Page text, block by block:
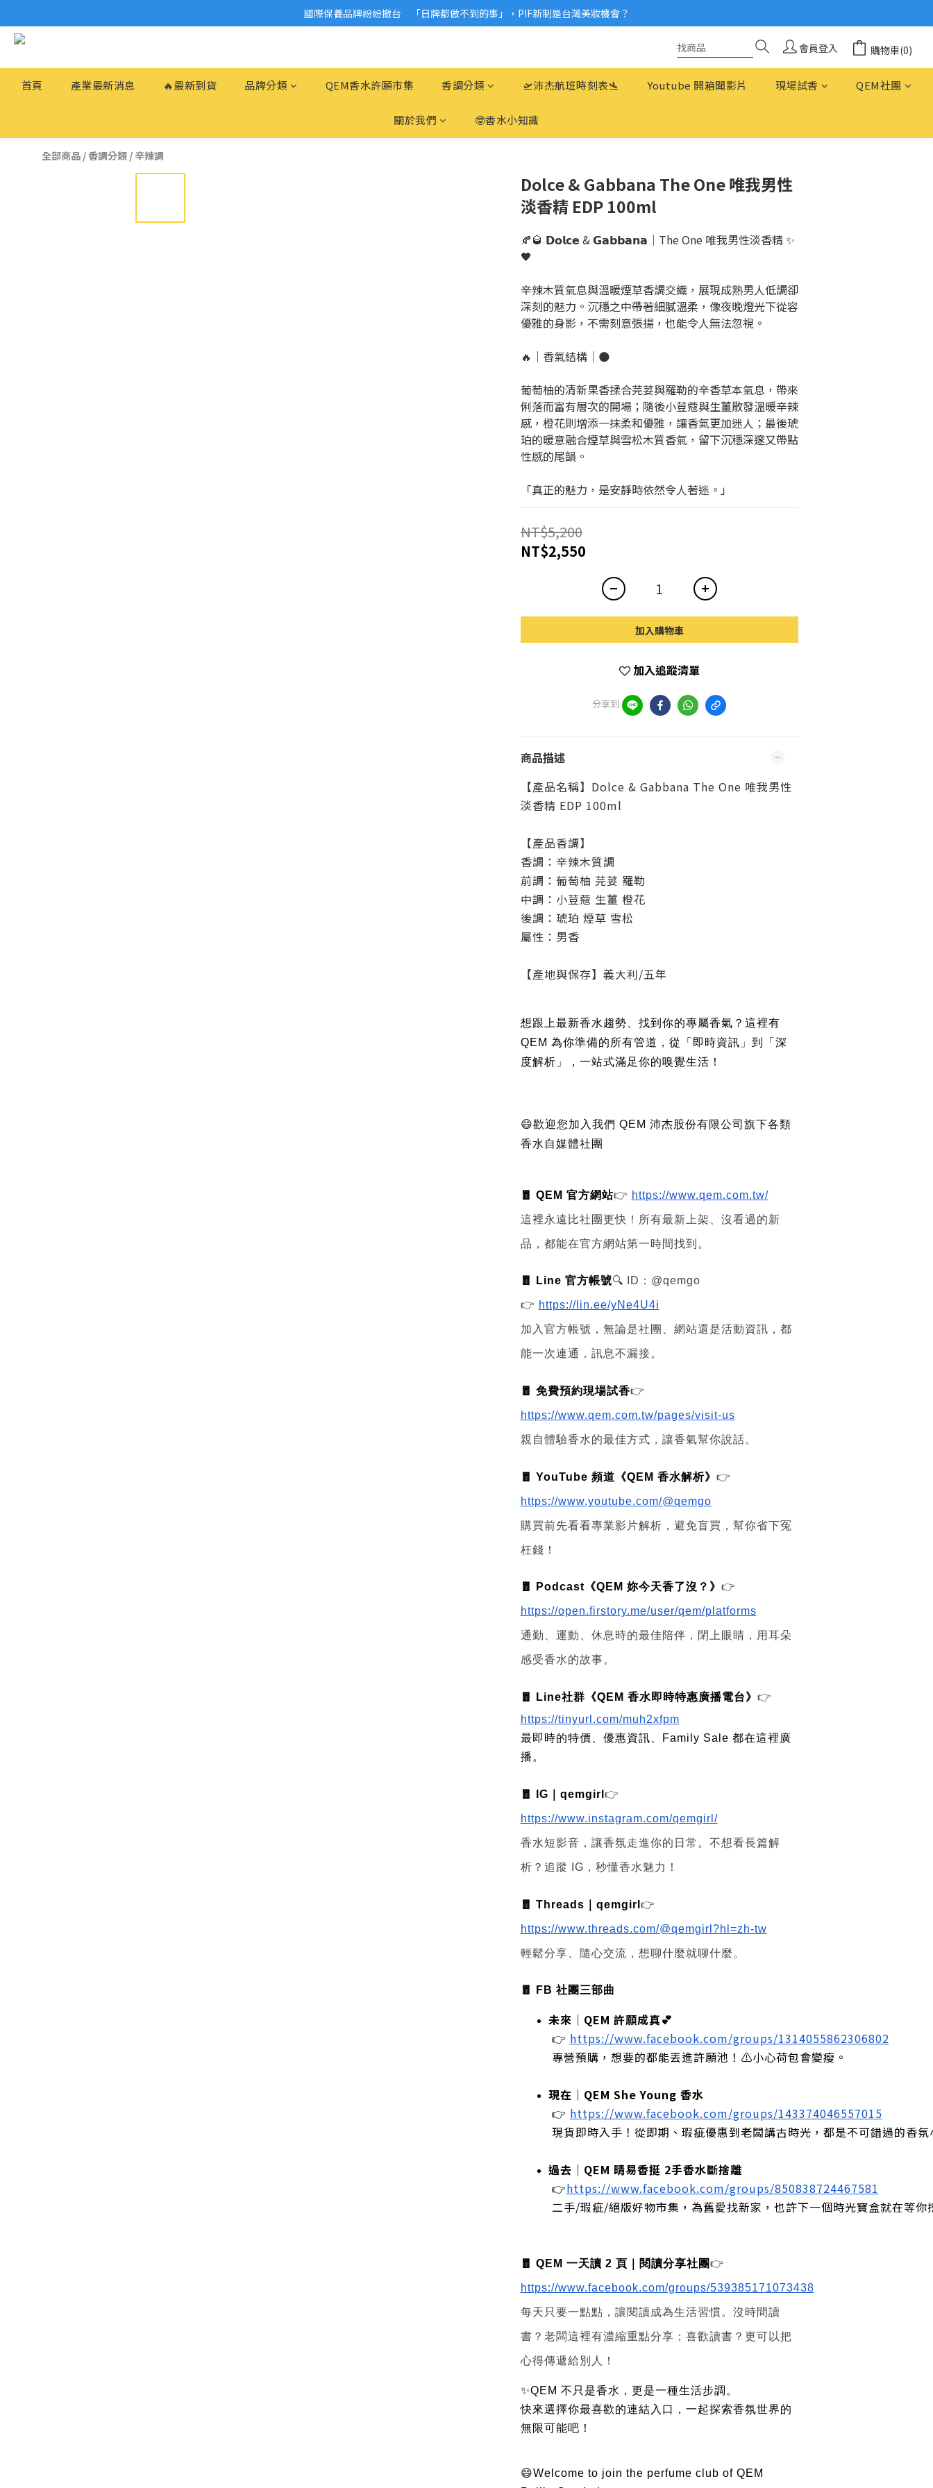
2026美妝小樣、試用品變少？PIF化妝品身分證7月上路！消費者必懂5觀念
國際保養品牌紛紛撤台　「日牌都做不到的事」，PIF新制是台灣美妝機會？
會員登入 購物車(0)
首頁 產業最新消息 🔥最新到貨 品牌分類 QEM香水許願市集 香調分類 🛫沛杰航班時刻表🛬 Youtube 開箱聞影片 現場試香 QEM社團
關於我們 🤓香水小知識
全部商品 /香調分類 /辛辣調
Dolce & Gabbana The One 唯我男性
淡香精 EDP 100ml
🍂🥃 𝗗𝗼𝗹𝗰𝗲 & 𝗚𝗮𝗯𝗯𝗮𝗻𝗮｜The One 唯我男性淡香精 ✨
🖤
辛辣木質氣息與溫暖煙草香調交織，展現成熟男人低調卻
深刻的魅力。沉穩之中帶著細膩溫柔，像夜晚燈光下從容
優雅的身影，不需刻意張揚，也能令人無法忽視。
🔥｜香氣結構｜🌑
葡萄柚的清新果香揉合芫荽與羅勒的辛香草本氣息，帶來
俐落而富有層次的開場；隨後小荳蔻與生薑散發溫暖辛辣
感，橙花則增添一抹柔和優雅，讓香氣更加迷人；最後琥
珀的暖意融合煙草與雪松木質香氣，留下沉穩深邃又帶點
性感的尾韻。
「真正的魅力，是安靜時依然令人著迷。」
NT$5,200
NT$2,550
加入購物車
加入追蹤清單
分享到
商品描述
【產品名稱】Dolce & Gabbana The One 唯我男性
淡香精 EDP 100ml
【產品香調】
香調：辛辣木質調
前調：葡萄柚 芫荽 羅勒
中調：小荳蔻 生薑 橙花
後調：琥珀 煙草 雪松
屬性：男香
【產地與保存】義大利/五年
想跟上最新香水趨勢、找到你的專屬香氣？這裡有
QEM 為你準備的所有管道，從「即時資訊」到「深
度解析」，一站式滿足你的嗅覺生活！
😄歡迎您加入我們 QEM 沛杰股份有限公司旗下各類
香水自媒體社團
🧧 QEM 官方網站👉 https://www.qem.com.tw/
這裡永遠比社團更快！所有最新上架、沒看過的新
品，都能在官方網站第一時間找到。
🧧 Line 官方帳號🔍 ID：@qemgo
👉 https://lin.ee/yNe4U4i
加入官方帳號，無論是社團、網站還是活動資訊，都
能一次連通，訊息不漏接。
🧧 免費預約現場試香👉
https://www.qem.com.tw/pages/visit-us
親自體驗香水的最佳方式，讓香氣幫你說話。
🧧 YouTube 頻道《QEM 香水解析》 👉
https://www.youtube.com/@qemgo
購買前先看看專業影片解析，避免盲買，幫你省下冤
枉錢！
🧧 Podcast《QEM 妳今天香了沒？》 👉
https://open.firstory.me/user/qem/platforms
通勤、運動、休息時的最佳陪伴，閉上眼睛，用耳朵
感受香水的故事。
🧧 Line社群《QEM 香水即時特惠廣播電台》 👉
https://tinyurl.com/muh2xfpm
最即時的特價、優惠資訊、Family Sale 都在這裡廣
播。
🧧 IG｜qemgirl 👉
https://www.instagram.com/qemgirl/
香水短影音，讓香氛走進你的日常。不想看長篇解
析？追蹤 IG，秒懂香水魅力！
🧧 Threads｜qemgirl 👉
https://www.threads.com/@qemgirl?hl=zh-tw
輕鬆分享、隨心交流，想聊什麼就聊什麼。
🧧 FB 社團三部曲
未來｜QEM 許願成真💕
👉 https://www.facebook.com/groups/1314055862306802
專營預購，想要的都能丟進許願池！⚠️小心荷包會變瘦。
現在｜QEM She Young 香水
👉 https://www.facebook.com/groups/143374046557015
現貨即時入手！從即期、瑕疵優惠到老闆講古時光，都是不可錯過的香
過去｜QEM 晴易香挺 2手香水斷捨離
👉https://www.facebook.com/groups/850838724467581
二手/瑕疵/絕版好物市集，為舊愛找新家，也許下一個時光寶盒就在等你
🧧 QEM 一天讀 2 頁｜閱讀分享社團👉
https://www.facebook.com/groups/539385171073438
每天只要一點點，讓閱讀成為生活習慣。沒時間讀
書？老闆這裡有濃縮重點分享；喜歡讀書？更可以把
心得傳遞給別人！
✨QEM 不只是香水，更是一種生活步調。
快來選擇你最喜歡的連結入口，一起探索香氛世界的
無限可能吧！
😄Welcome to join the perfume club of QEM